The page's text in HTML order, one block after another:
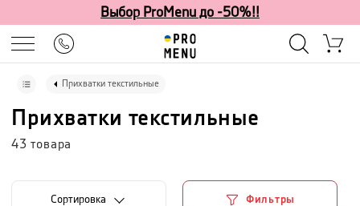
Выбор ProMenu до -50%!!
Прихватки текстильные
Прихватки текстильные
43 товара
Cортировка Фильтры